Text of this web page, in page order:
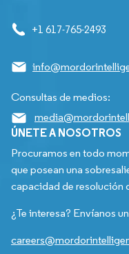
+1 617-765-2493
Consultas de medios:
ÚNETE A NOSOTROS
Procuramos en todo
que posean una
capacidad de resolución
¿Te interesa? Envíanos